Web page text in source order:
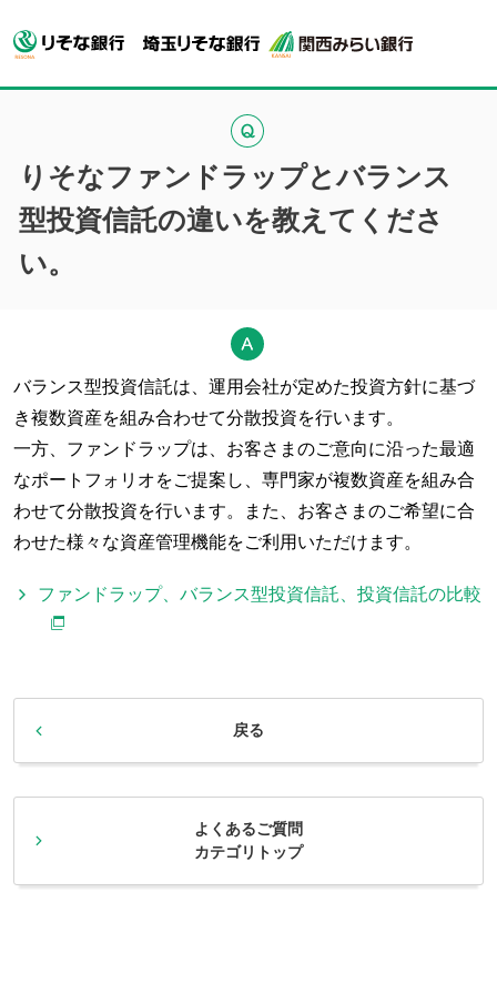
りそなファンドラップとバランス
型投資信託の違いを教えてくださ
い。
バランス型投資信託は、運用会社が定めた投資方針に基づ
き複数資産を組み合わせて分散投資を行います。
一方、ファンドラップは、お客さまのご意向に沿った最適
なポートフォリオをご提案し、専門家が複数資産を組み合
わせて分散投資を行います。また、お客さまのご希望に合
わせた様々な資産管理機能をご利用いただけます。
ファンドラップ、バランス型投資信託、投資信託の比較
戻る
よくあるご質問
カテゴリトップ